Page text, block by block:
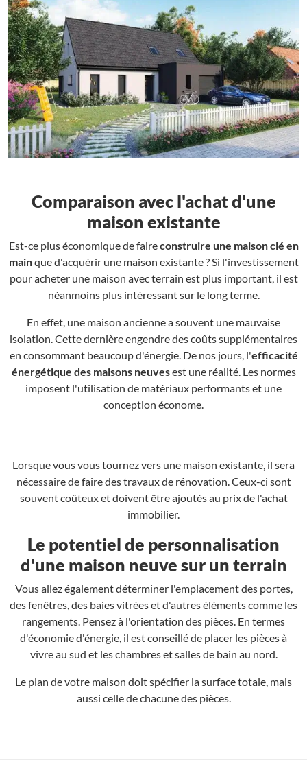
Comparaison avec l'achat d'une
maison existante
Est-ce plus économique de faireconstruire une maison clé en
mainque d'acquérir une maison existante ? Si l'investissement
pour acheter une maison avec terrain est plus important, il est
néanmoins plus intéressant sur le long terme.
En effet, une maison ancienne a souvent une mauvaise
isolation. Cette dernière engendre des coûts supplémentaires
en consommant beaucoup d'énergie. De nos jours, l'efficacité
énergétique des maisons neuvesest une réalité. Les normes
imposent l'utilisation de matériaux performants et une
conception économe.
Lorsque vous vous tournez vers une maison existante, il sera
nécessaire de faire des travaux de rénovation. Ceux-ci sont
souvent coûteux et doivent être ajoutés au prix de l'achat
immobilier.
Le potentiel de personnalisation
d'une maison neuve sur un terrain
Vous allez également déterminer l'emplacement des portes,
des fenêtres, des baies vitrées et d'autres éléments comme les
rangements. Pensez à l'orientation des pièces. En termes
d'économie d'énergie, il est conseillé de placer les pièces à
vivre au sud et les chambres et salles de bain au nord.
Le plan de votre maison doit spécifier la surface totale, mais
aussi celle de chacune des pièces.